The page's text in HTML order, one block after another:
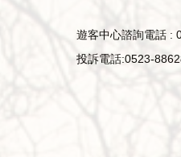
遊客中心諮詢電話 :
投訴電話:0523-